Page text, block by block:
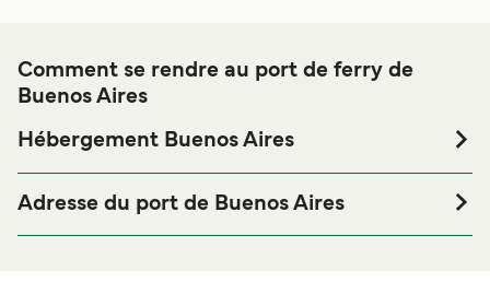
Comment se rendre au port de ferry de
Buenos Aires
Hébergement Buenos Aires
Aires ou à proximité, avant ou après votre voyage ou si
vous êtes à la recherche de logements pour votre séjour,
Adresse du port de Buenos Aires